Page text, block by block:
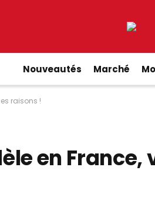
Nouveautés Marché
raisons !
en France,